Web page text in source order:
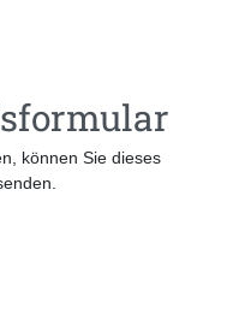
können Sie dieses